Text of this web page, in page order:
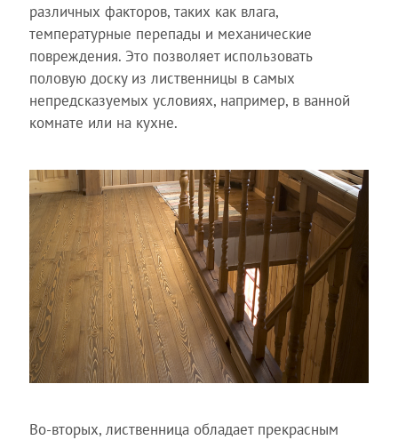
различных факторов, таких как влага,
температурные перепады и механические
повреждения. Это позволяет использовать
половую доску из лиственницы в самых
непредсказуемых условиях, например, в ванной
комнате или на кухне.
Во-вторых, лиственница обладает прекрасным